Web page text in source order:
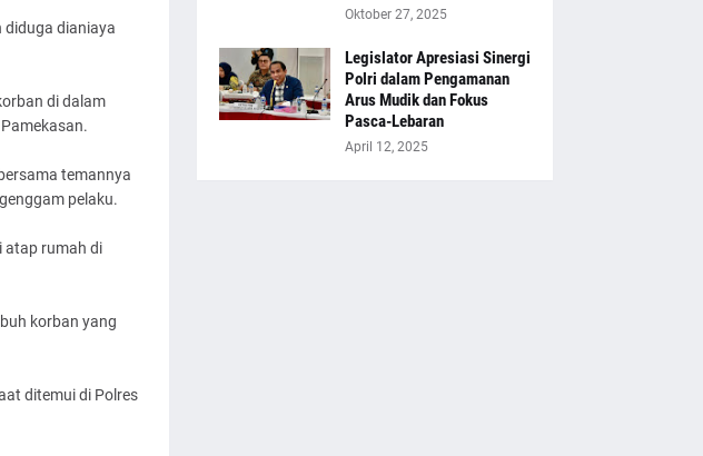
diduga dianiaya
di dalam
temannya
pelaku.
atap rumah di
korban yang
ditemui di Polres
Oktober 27, 2025
Legislator Apresiasi Sinergi
Polri dalam Pengamanan
Arus Mudik dan Fokus
Pasca-Lebaran
April 12, 2025